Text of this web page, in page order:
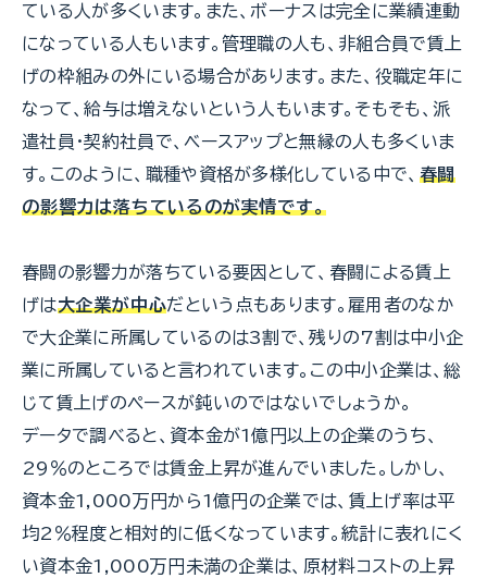
ている人が多くいます。また、ボーナスは完全に業績連動
になっている人もいます。管理職の人も、非組合員で賃上
げの枠組みの外にいる場合があります。また、役職定年に
なって、給与は増えないという人もいます。そもそも、派
遣社員・契約社員で、ベースアップと無縁の人も多くいま
す。このように、職種や資格が多様化している中で、 春闘
の影響力は落ちているのが実情です。
春闘の影響力が落ちている要因として、春闘による賃上
げは大企業が中心だという点もあります。雇用者のなか
で大企業に所属しているのは3割で、残りの7割は中小企
業に所属していると言われています。この中小企業は、総
じて賃上げのペースが鈍いのではないでしょうか。
データで調べると、資本金が1億円以上の企業のうち、
29％のところでは賃金上昇が進んでいました。しかし、
資本金1,000万円から1億円の企業では、賃上げ率は平
均2％程度と相対的に低くなっています。統計に表れにく
い資本金1,000万円未満の企業は、原材料コストの上昇